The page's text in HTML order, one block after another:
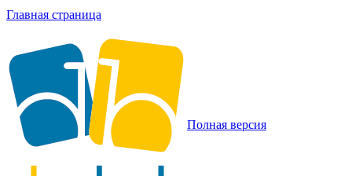
Главная страница
Полная версия